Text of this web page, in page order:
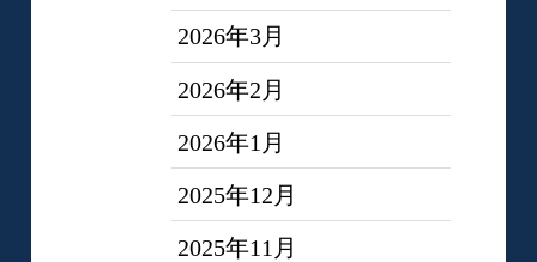
2026年3月
2026年2月
2026年1月
2025年12月
2025年11月